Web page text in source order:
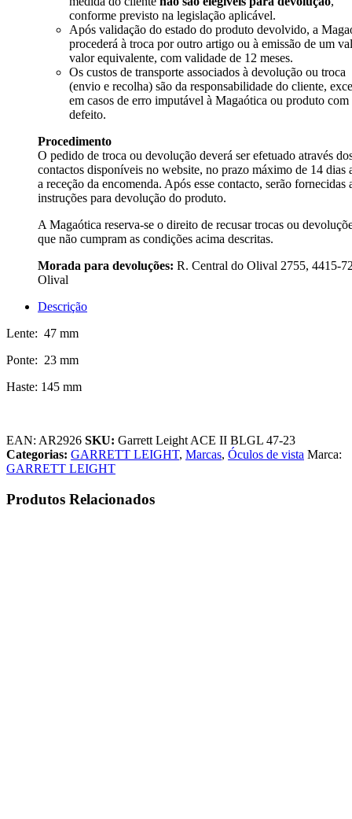
conforme previsto na legislação aplicável.
Após validação do estado do produto devolvido, a
procederá à troca por outro artigo ou à emissão de um
valor equivalente, com validade de 12 meses.
Os custos de transporte associados à devolução ou troca
(envio e recolha) são da responsabilidade do cliente,
em casos de erro imputável à Magaótica ou produto com
defeito.
Procedimento
O pedido de troca ou devolução deverá ser efetuado através
contactos disponíveis no website, no prazo máximo de 14 dias
a receção da encomenda. Após esse contacto, serão fornecidas
instruções para devolução do produto.
A Magaótica reserva-se o direito de recusar trocas ou
que não cumpram as condições acima descritas.
Morada para devoluções: R. Central do Olival 2755, 4415-
Olival
Descrição
Lente: 47 mm
Ponte: 23 mm
Haste: 145 mm
EAN: AR2926 SKU: Garrett Leight ACE II BLGL 47-23
Categorias: GARRETT LEIGHT, Marcas, Óculos de vista Marca:
GARRETT LEIGHT
Produtos Relacionados